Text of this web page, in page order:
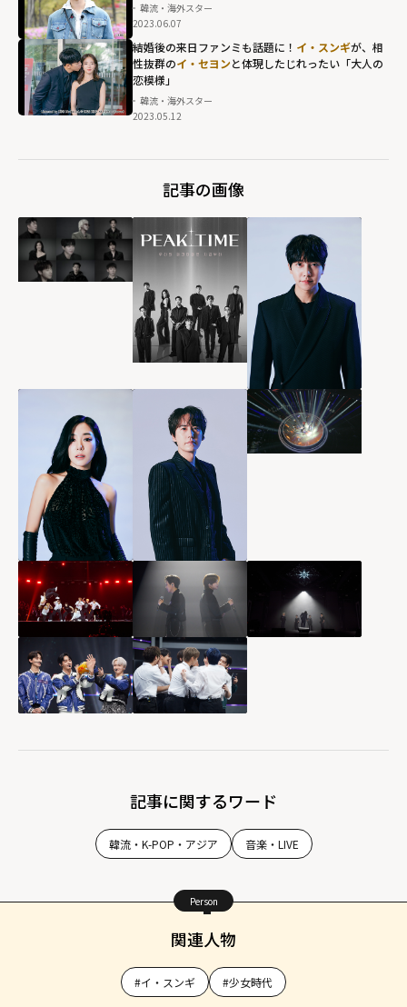
韓流・海外スター
2023.06.07
結婚後の来日ファンミも話題に！ イ・スンギが、相
性抜群のイ・セヨンと体現したじれったい「大人の
恋模様」
韓流・海外スター
2023.05.12
記事の画像
記事に関するワード
韓流・K-POP・アジア 音楽・LIVE
Person
関連人物
#イ・スンギ #少女時代